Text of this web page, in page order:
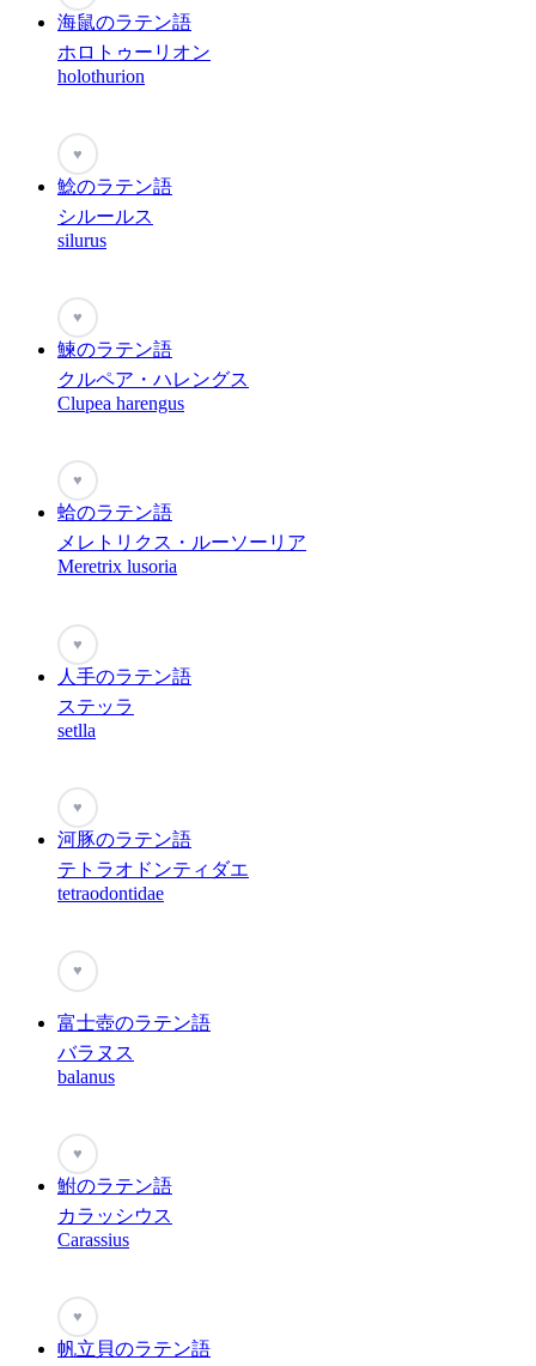
海鼠のラテン語
ホロトゥーリオン
holothurion
♥
鯰のラテン語
シルールス
silurus
♥
鰊のラテン語
クルペア・ハレングス
Clupea harengus
♥
蛤のラテン語
メレトリクス・ルーソーリア
Meretrix lusoria
♥
人手のラテン語
ステッラ
setlla
♥
河豚のラテン語
テトラオドンティダエ
tetraodontidae
♥
富士壺のラテン語
バラヌス
balanus
♥
鮒のラテン語
カラッシウス
Carassius
♥
帆立貝のラテン語